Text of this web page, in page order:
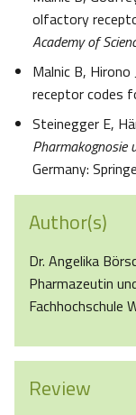
olfactory
Academy of
Malnic B,
receptor codes
Steinegger E,
Pharmakognosie
Germany:
Author(s)
Dr. Angelika
Pharmazeutin
Fachhochschule
Review